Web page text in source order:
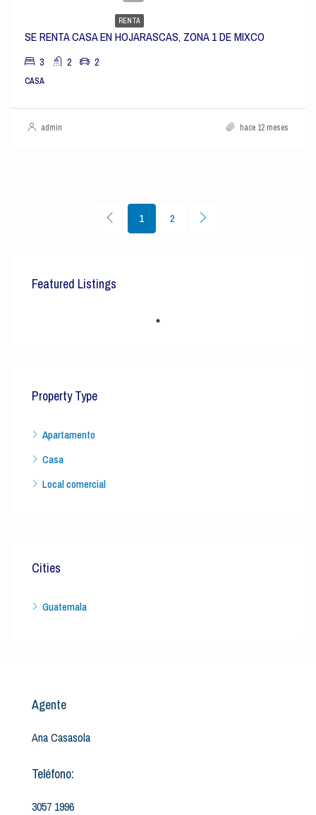
RENTA
SE RENTA CASA EN HOJARASCAS, ZONA 1 DE MIXCO
3 2 2
CASA
admin hace 12 meses
1 2
Featured Listings
Property Type
Apartamento
Casa
Local comercial
Cities
Guatemala
Agente
Ana Casasola
Teléfono:
3057 1996